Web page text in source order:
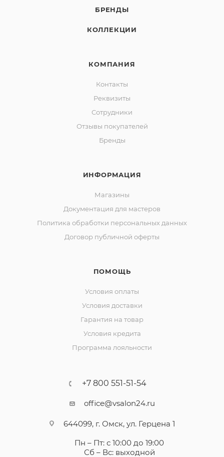
БРЕНДЫ
КОЛЛЕКЦИИ
КОМПАНИЯ
Контакты
Реквизиты
Сотрудники
Отзывы покупателей
Бренды
ИНФОРМАЦИЯ
Магазины
Документация для мастеров
Политика обработки персональных данных
Договор публичной оферты
ПОМОЩЬ
Условия оплаты
Условия доставки
Гарантия на товар
Условия кредита
Программа лояльности
+7 800 551-51-54
office@vsalon24.ru
644099, г. Омск, ул. Герцена 1
Пн – Пт: с 10:00 до 19:00
Сб – Вс: выходной